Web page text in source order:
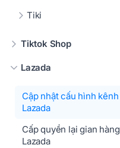
Tiki
Tiktok Shop
Lazada
Cập nhật cấu hình kênh
Lazada
Cấp quyền lại gian hàng
Lazada